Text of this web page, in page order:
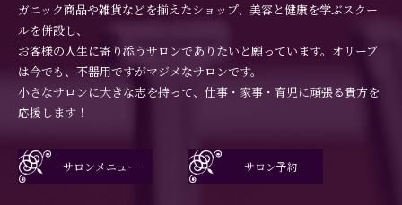
ガニック商品や雑貨などを揃えたショップ、美容と健康を学ぶスクー
ルを併設し、
お客様の人生に寄り添うサロンでありたいと願っています。オリーブ
は今でも、不器用ですがマジメなサロンです。
小さなサロンに大きな志を持って、仕事・家事・育児に頑張る貴方を
応援します！
サロンメニュー サロン予約